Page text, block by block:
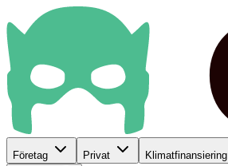
Företag Privat Klimatfinansiering